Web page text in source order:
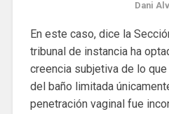
Dani
En este caso, dice la
tribunal de instancia ha
creencia subjetiva de lo
del baño limitada
penetración vaginal fue